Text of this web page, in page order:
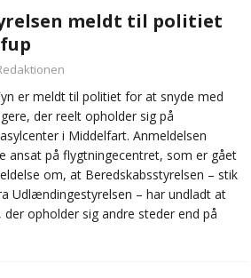
meldt til politiet
er meldt til politiet for at snyde med
der reelt opholder sig på
i Middelfart. Anmeldelsen
ansat på flygtningecentret, som er gået
om, at Beredskabsstyrelsen – stik
Udlændingestyrelsen – har undladt at
opholder sig andre steder end på